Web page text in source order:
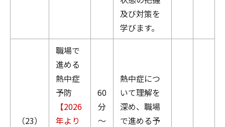
及び対策を
学びます。
（23）
職場で
進める
熱中症
予防
【2026
年より
60
分
～
熱中症につ
いて理解を
深め、職場
で進める予